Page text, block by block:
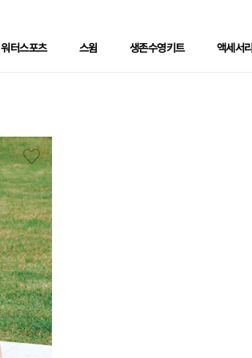
워터스포츠 스윔 생존수영키트 액세서리